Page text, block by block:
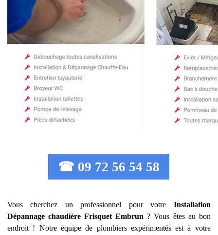
☎ 09 72 56 54 58
Vous cherchez un professionnel pour votre Installation
Dépannage chaudière Frisquet Embrun ? Vous êtes au bon
endroit ! Notre équipe de plombiers expérimentés est à votre